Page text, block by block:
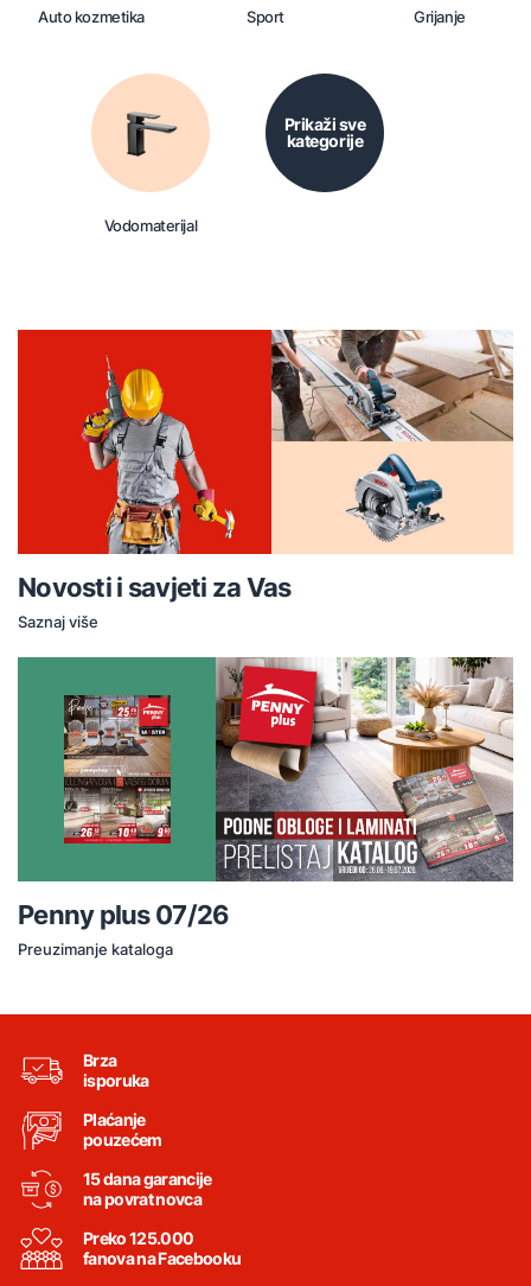
Auto kozmetika Sport Grijanje
Vodomaterijal
Prikaži sve
kategorije
Novosti i savjeti za Vas
Saznaj više
Penny plus 07/26
Preuzimanje kataloga
Brza
isporuka
Plaćanje
pouzećem
15 dana garancije
na povrat novca
Preko 125.000
fanova na Facebooku